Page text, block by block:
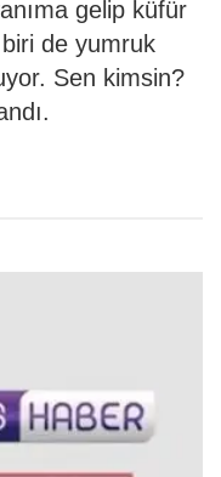
gelip küfür
de yumruk
Sen kimsin?